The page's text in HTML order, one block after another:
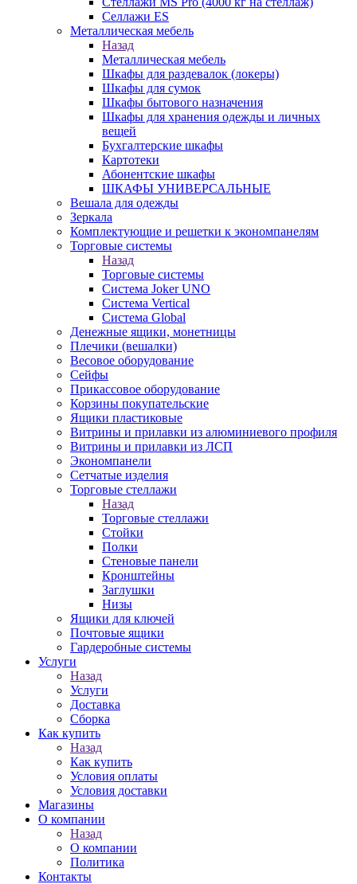
Селлажи ES
Металлическая мебель
Назад
Металлическая мебель
Шкафы для раздевалок (локеры)
Шкафы для сумок
Шкафы бытового назначения
Шкафы для хранения одежды и личных
вещей
Бухгалтерские шкафы
Картотеки
Абонентские шкафы
ШКАФЫ УНИВЕРСАЛЬНЫЕ
Вешала для одежды
Зеркала
Комплектующие и решетки к экономпанелям
Торговые системы
Назад
Торговые системы
Система Joker UNO
Система Vertical
Система Global
Денежные ящики, монетницы
Плечики (вешалки)
Весовое оборудование
Сейфы
Прикассовое оборудование
Корзины покупательские
Ящики пластиковые
Витрины и прилавки из алюминиевого профиля
Витрины и прилавки из ЛСП
Экономпанели
Сетчатые изделия
Торговые стеллажи
Назад
Торговые стеллажи
Стойки
Полки
Стеновые панели
Кронштейны
Заглушки
Низы
Ящики для ключей
Почтовые ящики
Гардеробные системы
Услуги
Назад
Услуги
Доставка
Сборка
Как купить
Назад
Как купить
Условия оплаты
Условия доставки
Магазины
О компании
Назад
О компании
Политика
Контакты